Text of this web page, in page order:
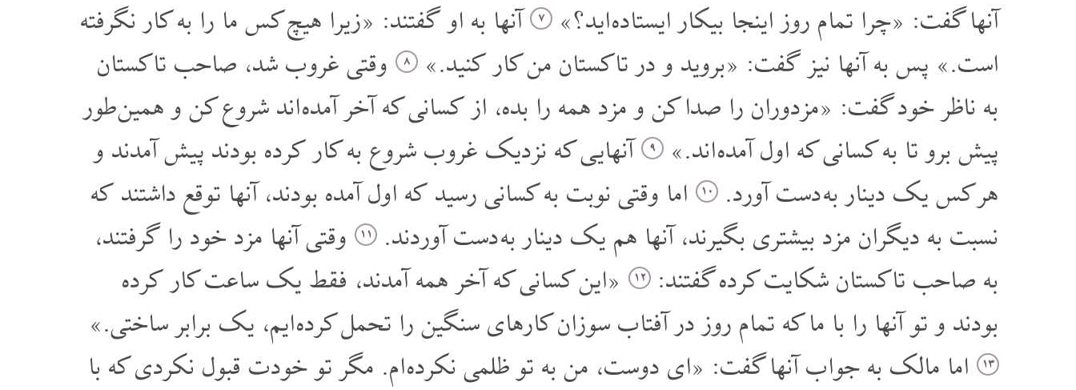
آنها گفت: «چرا تمام روز اینجا بیکار ایستاده اید؟»
۷
آنها به او گفتند: «زیرا هیچ کس ما را به کار نگرفته
است.» پس به آنها نیز گفت: «بروید و در تاکستان من کار کنید.»
۸
وقتی غروب شد، صاحب تاکستان
به ناظر خود گفت: «مزدوران را صدا کن و مزد همه را بده، از کسانی که آخر آمده اند شروع کن و همین طور
پیش برو تا به کسانی که اول آمده اند.»
۹
آنهایی که نزدیک غروب شروع به کار کرده بودند پیش آمدند و
هر کس یک دینار به دست آورد.
۱۰
اما وقتی نوبت به کسانی رسید که اول آمده بودند، آنها توقع داشتند که
نسبت به دیگران مزد بیشتری بگیرند، آنها هم یک دینار به دست آوردند.
۱۱
وقتی آنها مزد خود را گرفتند،
به صاحب تاکستان شکایت کرده گفتند:
۱۲
«این کسانی که آخر همه آمدند، فقط یک ساعت کار کرده
بودند و تو آنها را با ما که تمام روز در آفتاب سوزان کارهای سنگین را تحمل کرده ایم، یک برابر ساختی.»
۱۳
اما مالک به جواب آنها گفت: «ای دوست، من به تو ظلمی نکرده ام. مگر تو خودت قبول نکردی که با